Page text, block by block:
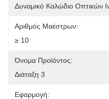
Δυναμικό Καλώδιο Οπτικών
Αριθμός Μαέστρων:
≥ 10
Όνομα Προϊόντος:
Διάταξη 3
Εφαρμογή: